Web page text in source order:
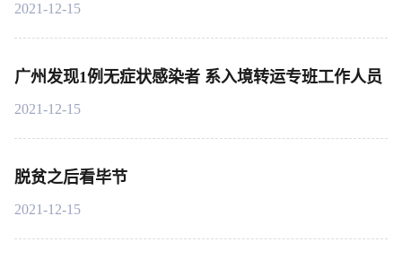
2021-12-15
广州发现1例无症状感染者 系入境转运专班工作人员
2021-12-15
脱贫之后看毕节
2021-12-15